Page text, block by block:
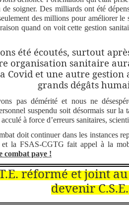
soigner. Des milliards ont été
des millions pour améliorer
quand on voit cette gestion
été écoutés, surtout
organisation sanitaire
Covid et une autre gestion
grands dégâts
pas démérité et nous ne
suspendu soit désormais sur la
à force d’erreurs sanitaires,
doit continuer dans les instances
et la FSAS-CGTG fait appel à la
combat paye !
réformé et joint au
devenir